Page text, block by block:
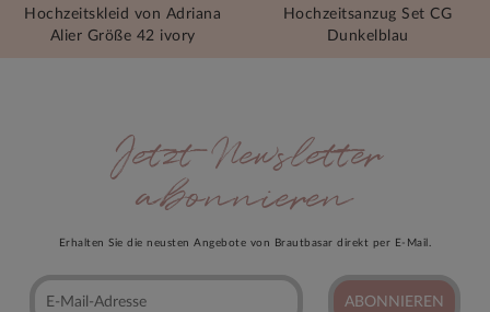
Hochzeitskleid von Adriana
Alier Größe 42 ivory
Hochzeitsanzug Set CG
Dunkelblau
Jetzt Newsletter
abonnieren
Erhalten Sie die neusten Angebote von Brautbasar direkt per E-Mail.
ABONNIEREN